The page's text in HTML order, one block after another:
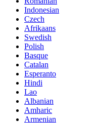
Indonesian
Czech
Afrikaans
Swedish
Polish
Basque
Catalan
Esperanto
Hindi
Lao
Albanian
Amharic
Armenian